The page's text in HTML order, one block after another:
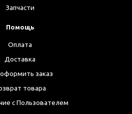
Запчасти
Помощь
Оплата
Доставка
заказ
товара
с Пользователем